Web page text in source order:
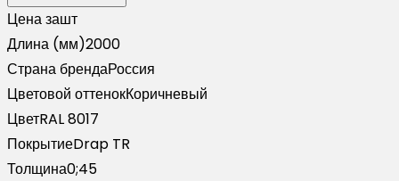
0,45
Drap
TR
RAL
8017
шоколад
(2м)
Цена зашт
Длина (мм)2000
Страна брендаРоссия
Цветовой оттенокКоричневый
ЦветRAL 8017
ПокрытиеDrap TR
Толщина0;45